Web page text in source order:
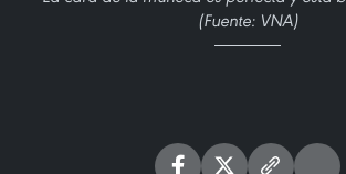
(Fuente: VNA)